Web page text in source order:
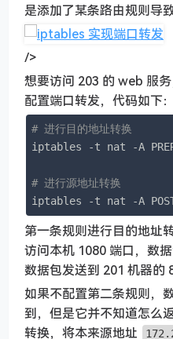
是添加了某条路由规则导
/>
想要访问 203 的 web 服
配置端口转发，代码如下：
# 进行目的地址转换
iptables -t nat -A
# 进行源地址转换
iptables -t nat -A
第一条规则进行目的地址
访问本机 1080 端口，数
数据包发送到 201 机器的
如果不配置第二条规则，
到，但是它并不知道怎么
转换，将本来源地址